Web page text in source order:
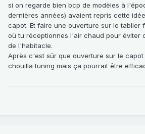
si on regarde bien bcp de modèles à
dernières années) avaient repris cette
capot. Et faire une ouverture sur le tablier
où tu réceptionnes l'air chaud pour éviter
de l'habitacle.
Après c'est sûr que ouverture sur le
chouilla tuning mais ça pourrait être